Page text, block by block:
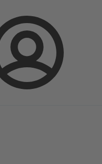
Login
RPH-HW